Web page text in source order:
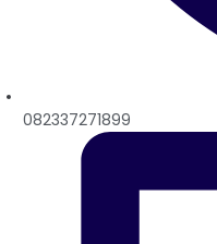
082337271899